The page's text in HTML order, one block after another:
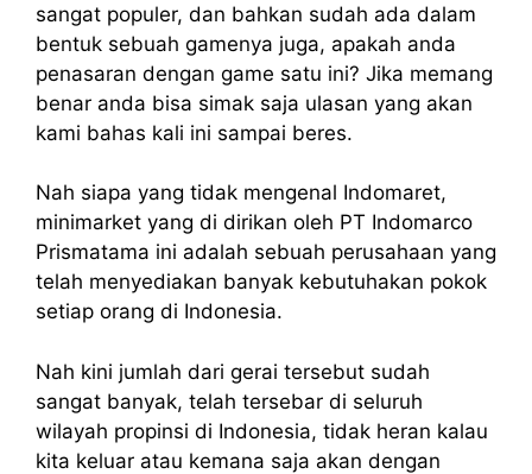
sangat populer, dan bahkan sudah ada dalam
bentuk sebuah gamenya juga, apakah anda
penasaran dengan game satu ini? Jika memang
benar anda bisa simak saja ulasan yang akan
kami bahas kali ini sampai beres.
Nah siapa yang tidak mengenal Indomaret,
minimarket yang di dirikan oleh PT Indomarco
Prismatama ini adalah sebuah perusahaan yang
telah menyediakan banyak kebutuhakan pokok
setiap orang di Indonesia.
Nah kini jumlah dari gerai tersebut sudah
sangat banyak, telah tersebar di seluruh
wilayah propinsi di Indonesia, tidak heran kalau
kita keluar atau kemana saja akan dengan